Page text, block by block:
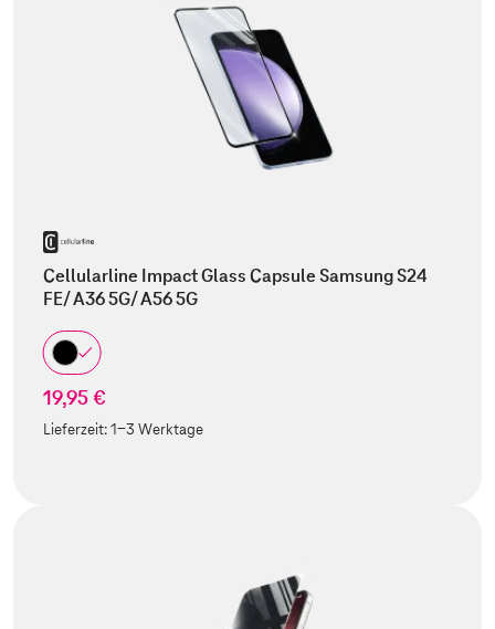
Cellularline Impact Glass Capsule Samsung S24
FE/ A36 5G/ A56 5G
19,95 €
Lieferzeit:1-3 Werktage